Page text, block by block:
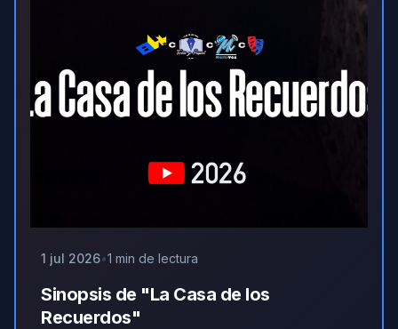
1 jul 2026 1 min de lectura
Sinopsis de "La Casa de los
Recuerdos"